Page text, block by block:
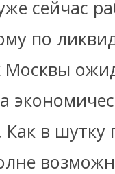
сейчас
по
в шутку